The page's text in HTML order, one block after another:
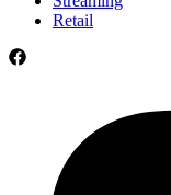
Retail